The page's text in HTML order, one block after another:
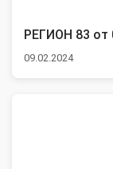
РЕГИОН 83 от
09.02.2024